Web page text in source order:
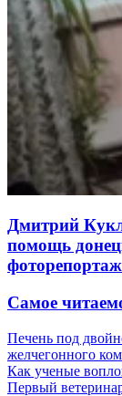
Дмитрий
помощь
фоторепортаж
Самое
Печень под
желчегонного
Как ученые
Первый